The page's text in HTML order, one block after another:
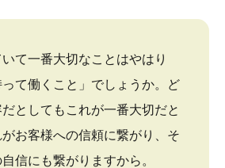
て一番大切なことはやはり
って働くこと」でしょうか。ど
としてもこれが一番大切だと
お客様への信頼に繋がり、そ
信にも繋がりますから。